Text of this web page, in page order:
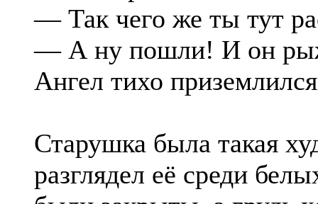
— Так чего же ты тут
— А ну пошли! И он
Ангел тихо
Старушка была такая
разглядел её среди